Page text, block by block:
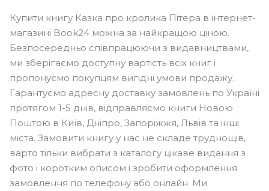
Купити книгу Казка про кролика Пітера в інтернет-
магазині Book24 можна за найкращою ціною.
Безпосередньо співпрацюючи з видавництвами,
ми зберігаємо доступну вартість всіх книг і
пропонуємо покупцям вигідні умови продажу.
Гарантуємо адресну доставку замовлень по Україні
протягом 1-5 днів, відправляємо книги Новою
Поштою в Київ, Дніпро, Запоріжжя, Львів та інші
міста. Замовити книгу у нас не складе труднощів,
варто тільки вибрати з каталогу цікаве видання з
фото і коротким описом і зробити оформлення
замовлення по телефону або онлайн. Ми